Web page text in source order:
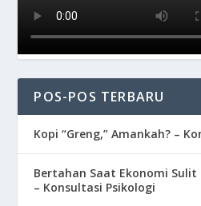
POS-POS TERBARU
Kopi “Greng,” Amankah? –
Bertahan Saat Ekonomi
– Konsultasi Psikologi